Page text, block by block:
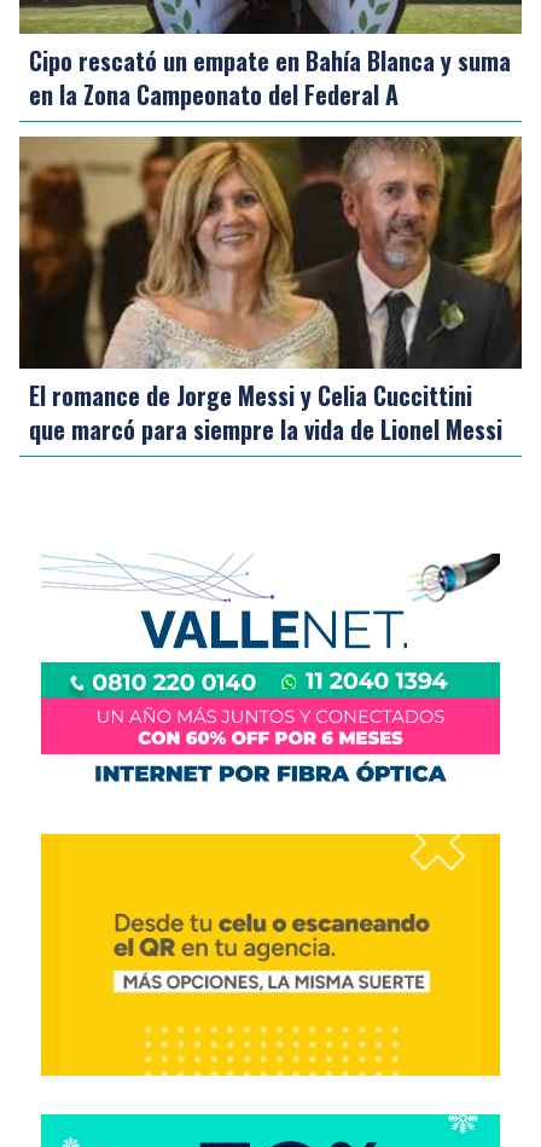
Cipo rescató un empate en Bahía Blanca y suma
en la Zona Campeonato del Federal A
El romance de Jorge Messi y Celia Cuccittini
que marcó para siempre la vida de Lionel Messi